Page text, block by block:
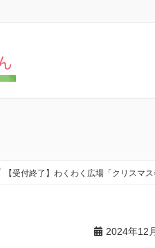
【受付終了】わくわく広場「クリスマス
2024年12